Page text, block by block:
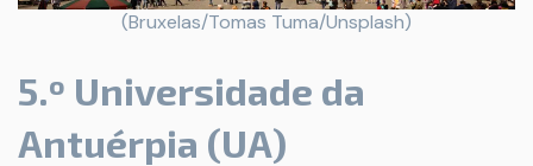
(Bruxelas/Tomas Tuma/Unsplash)
5.º Universidade da
Antuérpia (UA)